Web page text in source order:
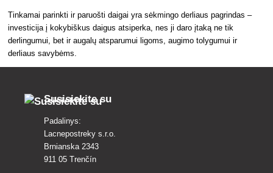
Tinkamai parinkti ir paruošti daigai yra sėkmingo derliaus pagrindas –
investicija į kokybiškus daigus atsiperka, nes ji daro įtaką ne tik
derlingumui, bet ir augalų atsparumui ligoms, augimo tolygumui ir
derliaus savybėms.
Susisiekite su
Padalinys:
Lacnepostreky s.r.o.
Brnianska 2343
911 05 Trenčín